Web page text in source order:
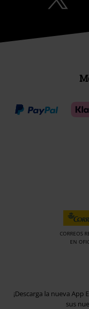
CORREOS
EN
¡Descarga la nueva
sus